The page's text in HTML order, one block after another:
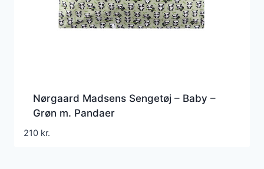
Nørgaard Madsens Sengetøj – Baby –
Grøn m. Pandaer
210 kr.